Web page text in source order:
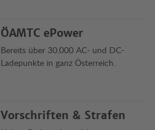
ÖAMTC ePower
Bereits über 30.000 AC- und DC-
Ladepunkte in ganz Österreich.
Vorschriften & Strafen